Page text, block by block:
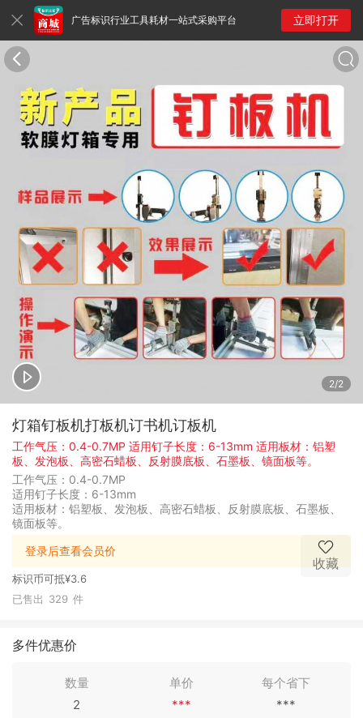
广告标识行业工具耗材一站式采购平台 立即打开
1/2
灯箱钉板机打板机订书机订板机
工作气压：0.4-0.7MP 适用钉子长度：6-13mm 适用板材：铝塑
板、发泡板、高密石蜡板、反射膜底板、石墨板、镜面板等。
工作气压：0.4-0.7MP
适用钉子长度：6-13mm
适用板材：铝塑板、发泡板、高密石蜡板、反射膜底板、石墨板、
镜面板等。
登录后查看会员价
标识币可抵¥3.6
收藏
已售出 329 件
多件优惠价
数量 单价
每个省下
2
*** ***